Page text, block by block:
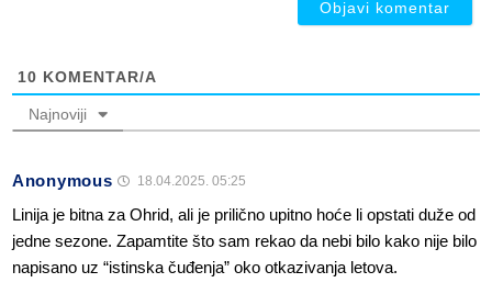
10 KOMENTAR/A
Najnoviji
Anonymous 18.04.2025. 05:25
Linija je bitna za Ohrid, ali je prilično upitno hoće li opstati duže od
jedne sezone. Zapamtite što sam rekao da nebi bilo kako nije bilo
napisano uz “istinska čuđenja” oko otkazivanja letova.